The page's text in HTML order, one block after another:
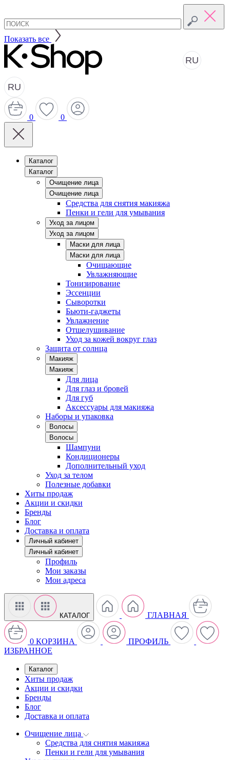
Показать все
RU
RU
0 0
Каталог
Каталог
Очищение лица
Очищение лица
Средства для снятия макияжа
Пенки и гели для умывания
Уход за лицом
Уход за лицом
Маски для лица
Маски для лица
Очищающие
Увлажняющие
Тонизирование
Эссенции
Сыворотки
Бьюти-гаджеты
Увлажнение
Отшелушивание
Уход за кожей вокруг глаз
Защита от солнца
Макияж
Макияж
Для лица
Для глаз и бровей
Для губ
Аксессуары для макияжа
Наборы и упаковка
Волосы
Волосы
Шампуни
Кондиционеры
Дополнительный уход
Уход за телом
Полезные добавки
Хиты продаж
Акции и скидки
Бренды
Блог
Доставка и оплата
Личный кабинет
Личный кабинет
Профиль
Мои заказы
Мои адреса
КАТАЛОГ ГЛАВНАЯ
0 КОРЗИНА
ПРОФИЛЬ
ИЗБРАННОЕ
Каталог
Хиты продаж
Акции и скидки
Бренды
Блог
Доставка и оплата
Очищение лица
Средства для снятия макияжа
Пенки и гели для умывания